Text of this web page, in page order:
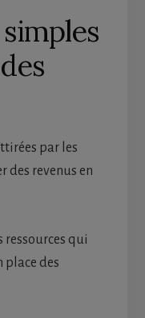
par les
des revenus en
ressources qui
place des